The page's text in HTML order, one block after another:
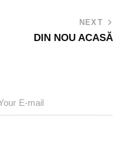
NEXT
DIN NOU ACASĂ